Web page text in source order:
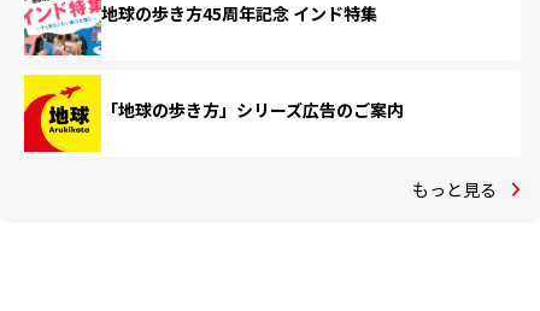
地球の歩き方45周年記念 インド特集
「地球の歩き方」シリーズ広告のご案内
もっと見る